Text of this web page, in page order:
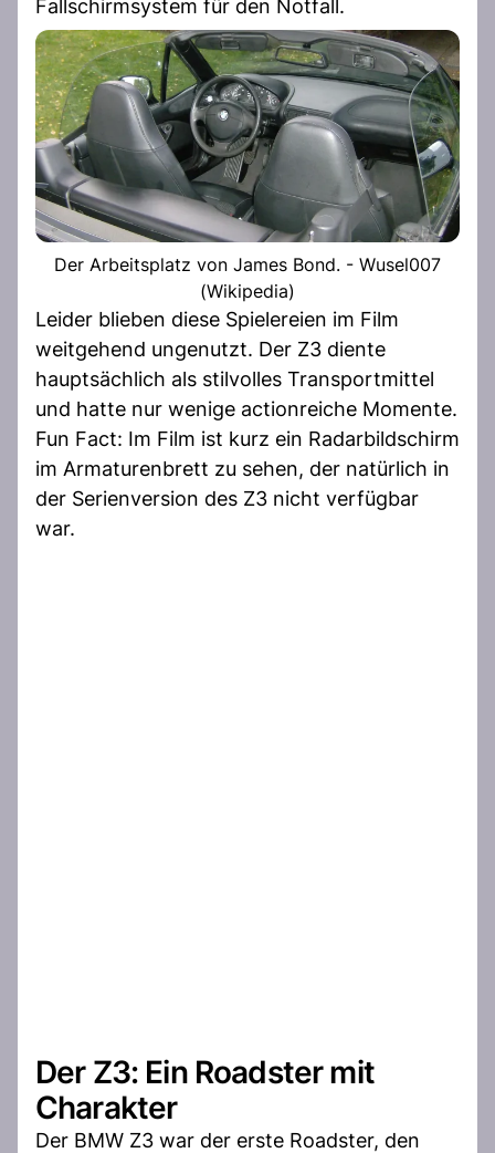
Fallschirmsystem für den Notfall.
Der Arbeitsplatz von James Bond. - Wusel007
(Wikipedia)
Leider blieben diese Spielereien im Film
weitgehend ungenutzt. Der Z3 diente
hauptsächlich als stilvolles Transportmittel
und hatte nur wenige actionreiche Momente.
Fun Fact: Im Film ist kurz ein Radarbildschirm
im Armaturenbrett zu sehen, der natürlich in
der Serienversion des Z3 nicht verfügbar
war.
Der Z3: Ein Roadster mit
Charakter
Der BMW Z3 war der erste Roadster, den